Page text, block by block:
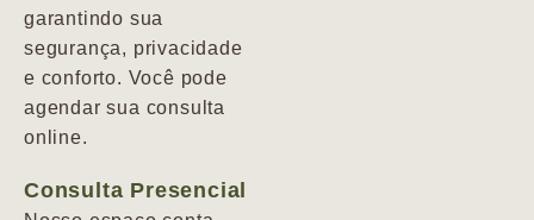
garantindo sua
segurança, privacidade
e conforto. Você pode
agendar sua consulta
online.
Consulta Presencial